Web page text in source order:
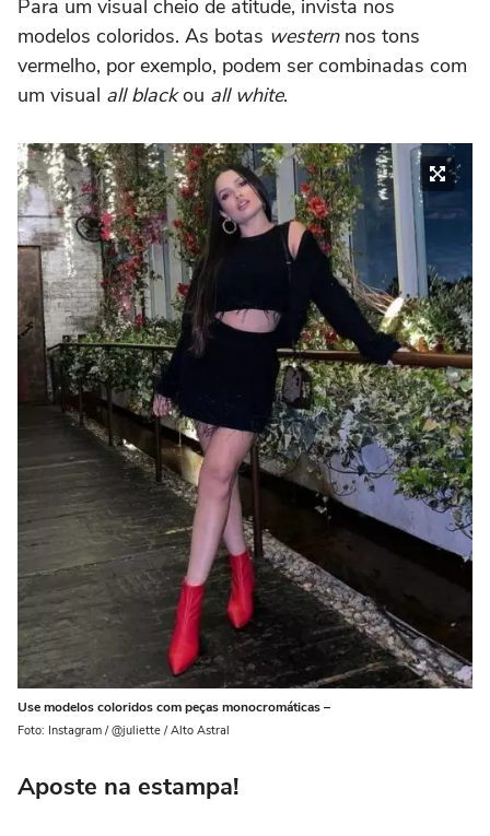
Para um visual cheio de atitude, invista nos
modelos coloridos. As botas western nos tons
vermelho, por exemplo, podem ser combinadas com
um visual all blackou all white.
Use modelos coloridos com peças monocromáticas –
Foto: Instagram / @juliette / Alto Astral
Aposte na estampa!